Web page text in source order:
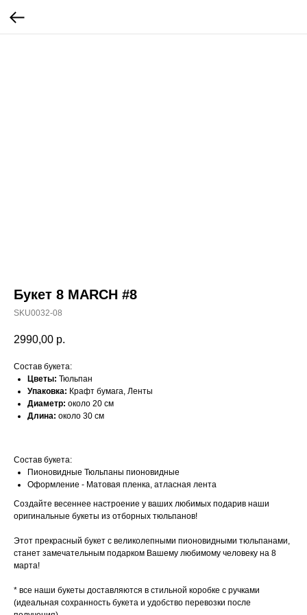
Букет 8 MARCH #8
SKU0032-08
2990,00 р.
Состав букета:
Цветы: Тюльпан
Упаковка: Крафт бумага, Ленты
Диаметр: около 20 см
Длина: около 30 см
Состав букета:
Пионовидные Тюльпаны пионовидные
Оформление - Матовая пленка, атласная лента
Создайте весеннее настроение у ваших любимых подарив наши
оригинальные букеты из отборных тюльпанов!
Этот прекрасный букет с великолепными пионовидными тюльпанами,
станет замечательным подарком Вашему любимому человеку на 8
марта!
* все наши букеты доставляются в стильной коробке с ручками
(идеальная сохранность букета и удобство перевозки после